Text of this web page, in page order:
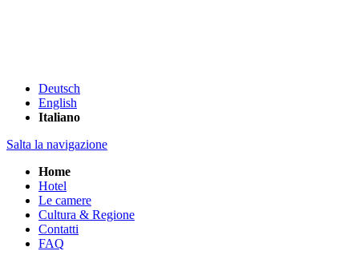
Deutsch
English
Italiano
Salta la navigazione
Home
Hotel
Le camere
Cultura & Regione
Contatti
FAQ